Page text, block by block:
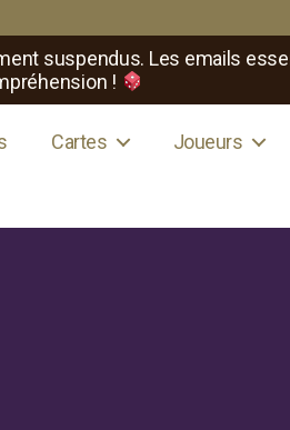
suspendus. Les emails
!
Cartes Joueurs